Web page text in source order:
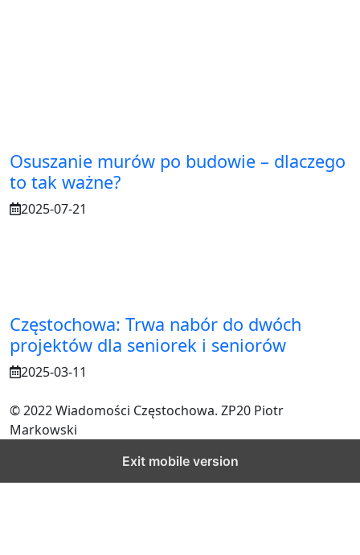
Osuszanie murów po budowie – dlaczego
to tak ważne?
2025-07-21
Częstochowa: Trwa nabór do dwóch
projektów dla seniorek i seniorów
2025-03-11
© 2022 Wiadomości Częstochowa. ZP20 Piotr
Markowski
Exit mobile version